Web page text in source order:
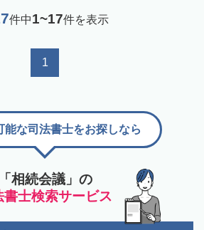
件中1~17件を表示
1
「相続会議」の
書士検索サービス
能な司法書士をお探しなら